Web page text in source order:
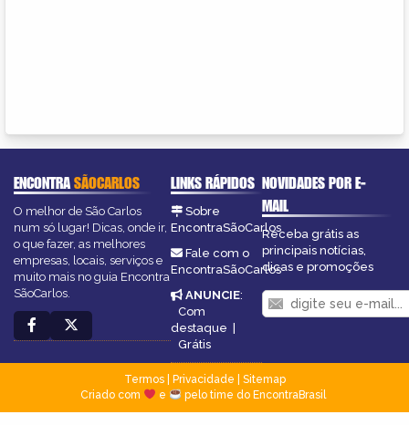
ENCONTRASÃOCARLOS
O melhor de São Carlos
num só lugar! Dicas, onde ir,
o que fazer, as melhores
empresas, locais, serviços e
muito mais no guia Encontra
SãoCarlos.
LINKS RÁPIDOS
Sobre
EncontraSãoCarlos
Fale com o
EncontraSãoCarlos
ANUNCIE:
Com
destaque
Grátis
NOVIDADES POR E-
MAIL
Receba grátis as
principais notícias,
dicas e promoções
Termos| Privacidade
Sitemap
Criado com
e pelo time do EncontraBrasil